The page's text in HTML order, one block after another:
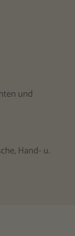
und
Hand- u.